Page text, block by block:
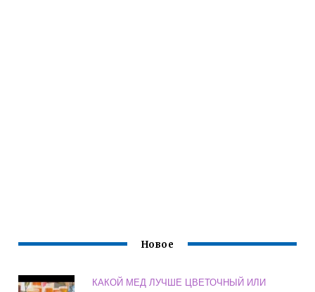
Новое
КАКОЙ МЕД ЛУЧШЕ ЦВЕТОЧНЫЙ ИЛИ